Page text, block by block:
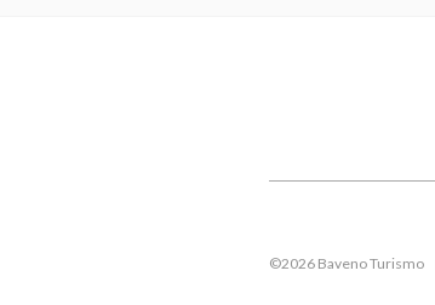
©2026 Baveno Turismo